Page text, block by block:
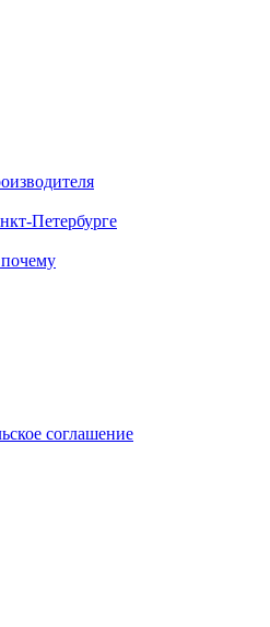
Петербурге
соглашение